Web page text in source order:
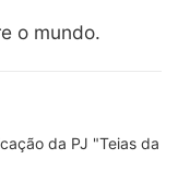
o mundo.
da PJ "Teias da